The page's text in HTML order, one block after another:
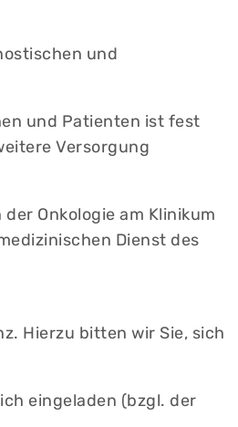
und
und Patienten ist fest
Versorgung
Onkologie am Klinikum
Dienst des
Hierzu bitten wir Sie, sich
eingeladen (bzgl. der